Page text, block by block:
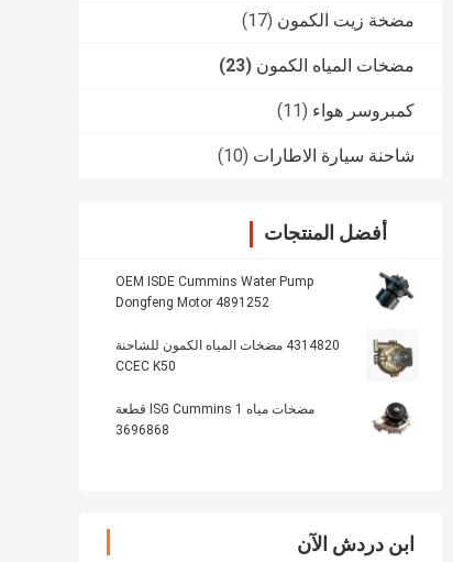
مضخة زيت الكمون (17)
مضخات المياه الكمون (23)
كمبروسر هواء (11)
شاحنة سيارة الاطارات (10)
أفضل المنتجات
OEM ISDE Cummins Water Pump
Dongfeng Motor 4891252
4314820 مضخات المياه الكمون للشاحنة
CCEC K50
مضخات مياه ISG Cummins 1 قطعة
3696868
ابن دردش الآن